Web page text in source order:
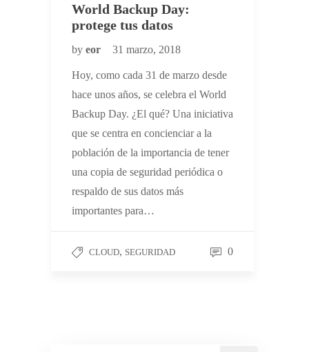
World Backup Day:
protege tus datos
by eor 31 marzo, 2018
Hoy, como cada 31 de marzo desde
hace unos años, se celebra el World
Backup Day. ¿El qué? Una iniciativa
que se centra en concienciar a la
población de la importancia de tener
una copia de seguridad periódica o
respaldo de sus datos más
importantes para…
CLOUD, SEGURIDAD 0